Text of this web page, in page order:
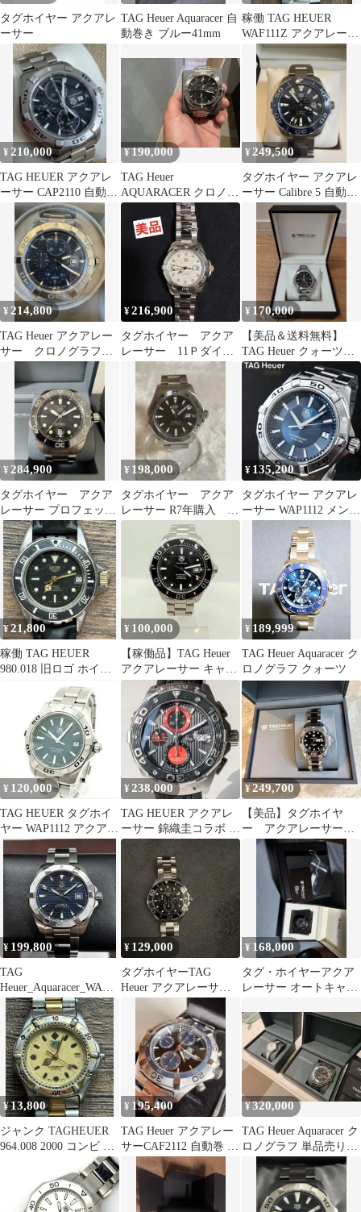
タグホイヤー アクアレ
ーサー
TAG Heuer Aquaracer 自
動巻き ブルー41mm
稼働 TAG HEUER
WAF111Z アクアレーサ
ー メンズ タグホイヤー
¥ 210,000
TAG HEUER アクアレ
ーサー CAP2110 自動巻
クロノグラフ 完品
¥190,000
TAG Heuer
AQUARACER クロノグ
ラフ 腕時計
¥ 249,500
タグホイヤー アクアレ
ーサー Calibre 5 自動巻
き 美品
¥ 214,800
TAG Heuer アクアレー
サー クロノグラフ
自動巻き
¥216,900
タグホイヤー アクア
レーサー 11Ｐダイ
ヤ 腕時計
¥ 170,000
【美品＆送料無料】
TAG Heuer クォーツ腕
時計アクアレーサータ
グ・ホイヤー
¥ 284,900
タグホイヤー アクア
レーサー プロフェッシ
ョナル300 黒 ブラック
¥ 198,000
タグホイヤー アクア
レーサー R7年購入
自動巻き 希少ブラウ
ン文字盤
¥ 135,200
タグホイヤー アクアレ
ーサー WAP1112 メンズ
クォーツ 300m防水
¥21,800
稼働 TAG HEUER
980.018 旧ロゴ ホイヤ
ー ダイバー ブラック
¥ 100,000
【稼働品】TAG Heuer
アクアレーサー キャリ
バー5 自動巻き
¥ 189,999
TAG Heuer Aquaracer ク
ロノグラフ クォーツ
¥ 120,000
TAG HEUER タグホイ
ヤー WAP1112 アクアレ
ーサー メンズ腕時計
¥238,000
TAG HEUER アクアレ
ーサー 錦織圭コラボ 自
動巻き腕時計
¥249,700
【美品】タグホイヤ
ー アクアレーサー
クォーツ ダイヤモン
¥ 199,800
TAG
Heuer_Aquaracer_WAY2
112
¥ 129,000
タグホイヤーTAG
Heuer アクアレーサー
CAN1010.BA0821
¥ 168,000
タグ・ホイヤーアクア
レーサー オートキャリ
¥13,800
ジャンク TAGHEUER
964.008 2000 コンビ 箱
¥ 195,400
TAG Heuer アクアレー
サーCAF2112 自動巻 ク
ロノグラフ 青文字盤
¥320,000
TAG Heuer Aquaracer ク
ロノグラフ 単品売り可